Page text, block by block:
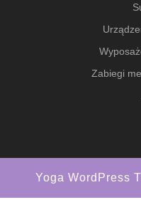
Zabiegi
Yoga WordPress